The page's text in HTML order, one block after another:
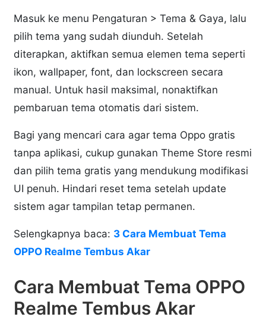
Masuk ke menu Pengaturan > Tema & Gaya, lalu
pilih tema yang sudah diunduh. Setelah
diterapkan, aktifkan semua elemen tema seperti
ikon, wallpaper, font, dan lockscreen secara
manual. Untuk hasil maksimal, nonaktifkan
pembaruan tema otomatis dari sistem.
Bagi yang mencari cara agar tema Oppo gratis
tanpa aplikasi, cukup gunakan Theme Store resmi
dan pilih tema gratis yang mendukung modifikasi
UI penuh. Hindari reset tema setelah update
sistem agar tampilan tetap permanen.
Selengkapnya baca: 3 Cara Membuat Tema
OPPO Realme Tembus Akar
Cara Membuat Tema OPPO
Realme Tembus Akar